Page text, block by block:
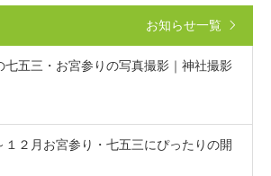
お知らせ一覧
七五三・お宮参りの写真撮影｜神社撮影
１２月お宮参り・七五三にぴったりの開